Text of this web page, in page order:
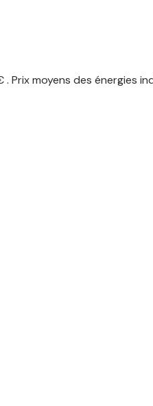
moyens des énergies